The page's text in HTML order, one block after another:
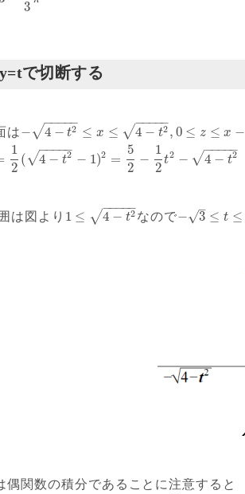
3
で切断する
は− 4 − t2
− −
−−−
√ ≤ x ≤ 4 − t2
− −
−−−
√ , 0 ≤ z ≤ x −
1
2
( 4 − t2
− −
−−−
√ − 1)2 =
5
2
−
1
2
t2 − 4 − t2
− −
−−−
√
は図より 1 ≤ 4 − t2
− −
−−−
√ なので− 3
–
√ ≤ t ≤
偶関数の積分であることに注意すると